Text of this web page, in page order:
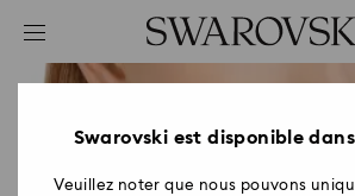
Accesskeys list
0 - Header
2 - FooterSwarovski est disponible
Veuillez noter que nous pouvons